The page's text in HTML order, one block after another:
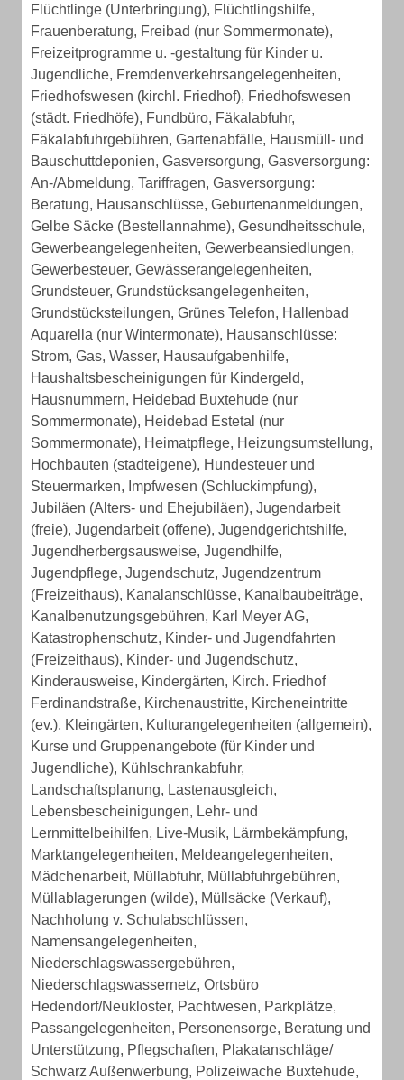
Flüchtlinge (Unterbringung), Flüchtlingshilfe,
Frauenberatung, Freibad (nur Sommermonate),
Freizeitprogramme u. -gestaltung für Kinder u.
Jugendliche, Fremdenverkehrsangelegenheiten,
Friedhofswesen (kirchl. Friedhof), Friedhofswesen
(städt. Friedhöfe), Fundbüro, Fäkalabfuhr,
Fäkalabfuhrgebühren, Gartenabfälle, Hausmüll- und
Bauschuttdeponien, Gasversorgung, Gasversorgung:
An-/Abmeldung, Tariffragen, Gasversorgung:
Beratung, Hausanschlüsse, Geburtenanmeldungen,
Gelbe Säcke (Bestellannahme), Gesundheitsschule,
Gewerbeangelegenheiten, Gewerbeansiedlungen,
Gewerbesteuer, Gewässerangelegenheiten,
Grundsteuer, Grundstücksangelegenheiten,
Grundstücksteilungen, Grünes Telefon, Hallenbad
Aquarella (nur Wintermonate), Hausanschlüsse:
Strom, Gas, Wasser, Hausaufgabenhilfe,
Haushaltsbescheinigungen für Kindergeld,
Hausnummern, Heidebad Buxtehude (nur
Sommermonate), Heidebad Estetal (nur
Sommermonate), Heimatpflege, Heizungsumstellung,
Hochbauten (stadteigene), Hundesteuer und
Steuermarken, Impfwesen (Schluckimpfung),
Jubiläen (Alters- und Ehejubiläen), Jugendarbeit
(freie), Jugendarbeit (offene), Jugendgerichtshilfe,
Jugendherbergsausweise, Jugendhilfe,
Jugendpflege, Jugendschutz, Jugendzentrum
(Freizeithaus), Kanalanschlüsse, Kanalbaubeiträge,
Kanalbenutzungsgebühren, Karl Meyer AG,
Katastrophenschutz, Kinder- und Jugendfahrten
(Freizeithaus), Kinder- und Jugendschutz,
Kinderausweise, Kindergärten, Kirch. Friedhof
Ferdinandstraße, Kirchenaustritte, Kircheneintritte
(ev.), Kleingärten, Kulturangelegenheiten (allgemein),
Kurse und Gruppenangebote (für Kinder und
Jugendliche), Kühlschrankabfuhr,
Landschaftsplanung, Lastenausgleich,
Lebensbescheinigungen, Lehr- und
Lernmittelbeihilfen, Live-Musik, Lärmbekämpfung,
Marktangelegenheiten, Meldeangelegenheiten,
Mädchenarbeit, Müllabfuhr, Müllabfuhrgebühren,
Müllablagerungen (wilde), Müllsäcke (Verkauf),
Nachholung v. Schulabschlüssen,
Namensangelegenheiten,
Niederschlagswassergebühren,
Niederschlagswassernetz, Ortsbüro
Hedendorf/Neukloster, Pachtwesen, Parkplätze,
Passangelegenheiten, Personensorge, Beratung und
Unterstützung, Pflegschaften, Plakatanschläge/
Schwarz Außenwerbung, Polizeiwache Buxtehude,